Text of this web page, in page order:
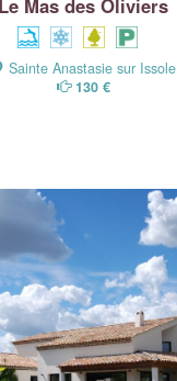
Le Mas des Oliviers
Sainte Anastasie sur Issole
130 €